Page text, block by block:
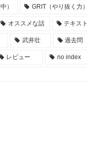
） GRIT（やり抜く力）
オススメな話 テキスト
武井壮 過去問
レビュー no index